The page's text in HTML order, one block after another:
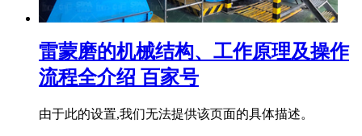
雷蒙磨的机械结构、工作原理及操作
流程全介绍 百家号
由于此的设置,我们无法提供该页面的具体描述。